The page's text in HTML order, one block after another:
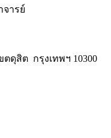
ารย์
ดุสิต กรุงเทพฯ 10300